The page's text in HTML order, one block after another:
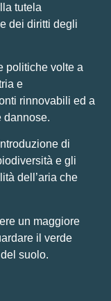
tutela
dei diritti degli
politiche volte a
e
rinnovabili ed a
dannose.
di
e gli
dell’aria che
un maggiore
il verde
suolo.